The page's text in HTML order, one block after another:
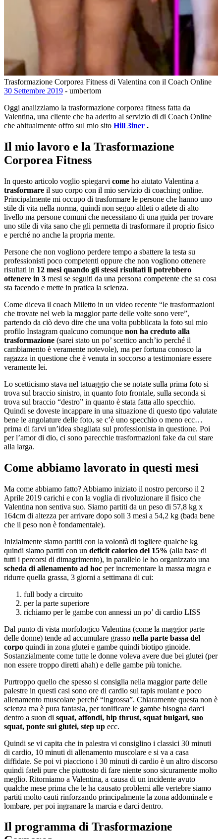
Trasformazione Corporea Fitness di Valentina con il Coach Online
30 Settembre 2019 - umbertom
Oggi analizziamo la trasformazione corporea fitness fatta da
Valentina, una cliente che ha aderito al servizio di di Coach Online
che abitualmente offro sul mio sito Hill 3iner .
Il mio lavoro e la Trasformazione
Corporea Fitness
In questo articolo voglio spiegarvi come ho aiutato Valentina a
trasformare il suo corpo con il mio servizio di coaching online.
Principalmente mi occupo di trasformare le persone che hanno uno
stile di vita nella norma, quindi non seguo altleti o atlete di alto
livello ma persone comuni che necessitano di una guida per trovare
uno stile di vita sano che gli permetta di trasformare il proprio fisico
e perché no anche la propria mente.
Persone che non vogliono perdere tempo a sbattere la testa su
professionisti poco competenti oppure che non vogliono ottenere
risultati in 12 mesi quando gli stessi risultati li potrebbero
ottenere in 3 mesi se seguiti da una persona competente che sa cosa
sta facendo e mette in pratica la scienza.
Come diceva il coach Miletto in un video recente “le trasformazioni
che trovate nel web la maggior parte delle volte sono vere”,
partendo da ciò devo dire che una volta pubblicata la foto sul mio
profilo Instagram qualcuno comunque non ha creduto alla
trasformazione (sarei stato un po’ scettico anch’io perché il
cambiamento è veramente notevole), ma per fortuna conosco la
ragazza in questione che è venuta in soccorso a testimoniare essere
veramente lei.
Lo scetticismo stava nel tatuaggio che se notate sulla prima foto si
trova sul braccio sinistro, in quanto foto frontale, sulla seconda si
trova sul braccio “destro” in quanto è stata fatta allo specchio.
Quindi se doveste incappare in una situazione di questo tipo valutate
bene le angolature delle foto, se c’è uno specchio o meno ecc…
prima di farvi un’idea sbagliata sul professionista in questione. Poi
per l’amor di dio, ci sono parecchie trasformazioni fake da cui stare
alla larga.
Come abbiamo lavorato in questi mesi
Ma come abbiamo fatto? Abbiamo iniziato il nostro percorso il 2
Aprile 2019 carichi e con la voglia di rivoluzionare il fisico che
Valentina non sentiva suo. Siamo partiti da un peso di 57,8 kg x
164cm di altezza per arrivare dopo soli 3 mesi a 54,2 kg (bada bene
che il peso non è fondamentale).
Inizialmente siamo partiti con la volontà di togliere qualche kg
quindi siamo partiti con un deficit calorico del 15% (alla base di
tutti i percorsi di dimagrimento), in parallelo le ho organizzato una
scheda di allenamento ad hoc per incrementare la massa magra e
ridurre quella grassa, 3 giorni a settimana di cui:
full body a circuito
per la parte superiore
richiamo per le gambe con annessi un po’ di cardio LISS
Dal punto di vista morfologico Valentina (come la maggior parte
delle donne) tende ad accumulare grasso nella parte bassa del
corpo quindi in zona glutei e gambe quindi biotipo ginoide.
Sostanzialmente come tutte le donne voleva avere due bei glutei (per
non essere troppo diretti ahah) e delle gambe più toniche.
Purtroppo quello che spesso si consiglia nella maggior parte delle
palestre in questi casi sono ore di cardio sul tapis roulant e poco
allenamento muscolare perché “ingrossa”. Chiaramente questa non è
scienza ma è pura fantasia, per tonificare le gambe bisogna darci
dentro a suon di squat, affondi, hip thrust, squat bulgari, suo
squat, ponte sui glutei, step up ecc.
Quindi se vi capita che in palestra vi consiglino i classici 30 minuti
di cardio, 10 minuti di allenamento muscolare e si va a casa
diffidate. Se poi vi piacciono i 30 minuti di cardio è un altro discorso
quindi fateli pure che piuttosto di fare niente sono sicuramente molto
meglio. Ritorniamo a Valentina, a causa di un incidente avuto
qualche mese prima che le ha causato problemi alle vertebre siamo
partiti molto cauti rinforzando principalmente la zona addominale e
lombare, per poi ingranare la marcia e darci dentro.
Il programma di Trasformazione